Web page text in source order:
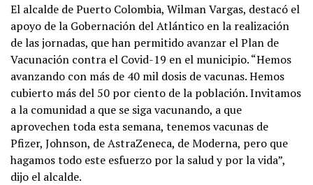
El alcalde de Puerto Colombia, Wilman Vargas, destacó el
apoyo de la Gobernación del Atlántico en la realización
de las jornadas, que han permitido avanzar el Plan de
Vacunación contra el Covid-19 en el municipio. “Hemos
avanzando con más de 40 mil dosis de vacunas. Hemos
cubierto más del 50 por ciento de la población. Invitamos
a la comunidad a que se siga vacunando, a que
aprovechen toda esta semana, tenemos vacunas de
Pfizer, Johnson, de AstraZeneca, de Moderna, pero que
hagamos todo este esfuerzo por la salud y por la vida”,
dijo el alcalde.